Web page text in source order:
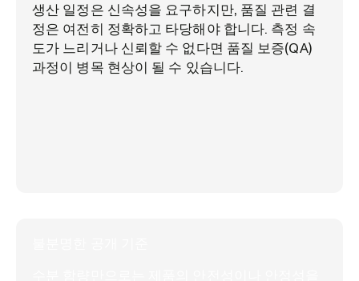
생산 일정은 신속성을 요구하지만, 품질 관련 결
정은 여전히 정확하고 타당해야 합니다. 측정 속
도가 느리거나 신뢰할 수 없다면 품질 보증(QA)
과정이 병목 현상이 될 수 있습니다.